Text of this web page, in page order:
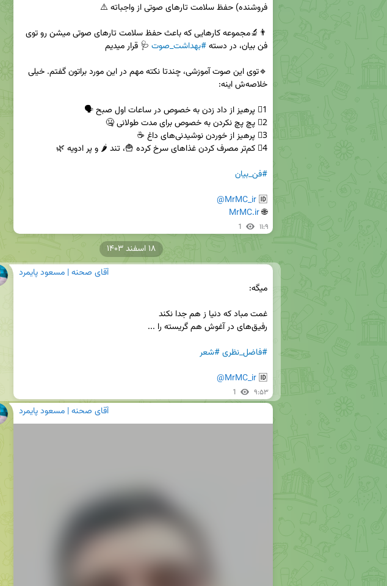
فن بیان، در دسته #بهداشت_صوت
#فن_بیان
🆔
@MrMC_ir
🌐
MrMC.ir
1 ۱۱:۹
آقای صحنه | مسعود پایمرد
#فاضل_نظری#شعر
🆔
@MrMC_ir
1 ۹:۵۳
۱۸ اسفند ۱۴۰۳
آقای صحنه | مسعود پایمرد